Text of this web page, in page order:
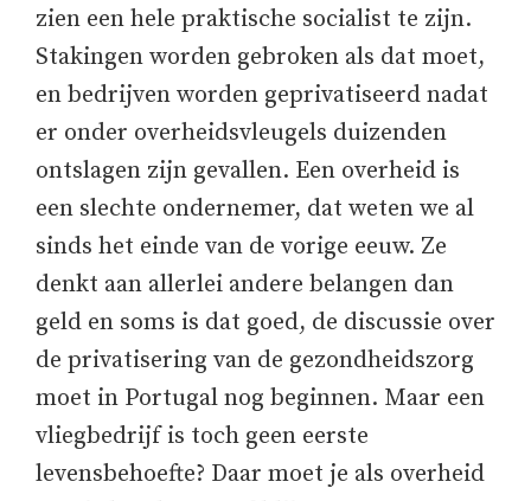
zien een hele praktische socialist te zijn.
Stakingen worden gebroken als dat moet,
en bedrijven worden geprivatiseerd nadat
er onder overheidsvleugels duizenden
ontslagen zijn gevallen. Een overheid is
een slechte ondernemer, dat weten we al
sinds het einde van de vorige eeuw. Ze
denkt aan allerlei andere belangen dan
geld en soms is dat goed, de discussie over
de privatisering van de gezondheidszorg
moet in Portugal nog beginnen. Maar een
vliegbedrijf is toch geen eerste
levensbehoefte? Daar moet je als overheid